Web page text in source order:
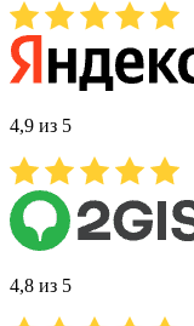
4,9 из 5
4,8 из 5